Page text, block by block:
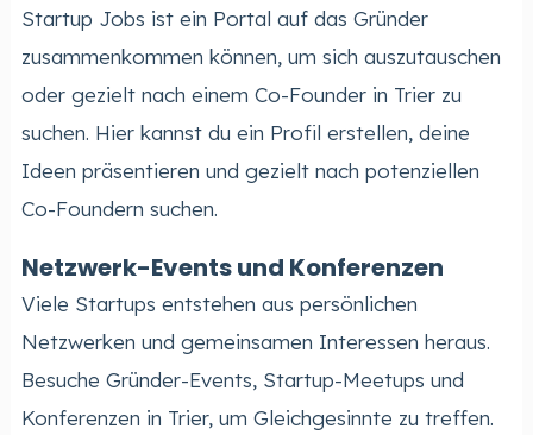
Startup Jobs ist ein Portal auf das Gründer
zusammenkommen können, um sich auszutauschen
oder gezielt nach einem Co-Founder in Trier zu
suchen. Hier kannst du ein Profil erstellen, deine
Ideen präsentieren und gezielt nach potenziellen
Co-Foundern suchen.
Netzwerk-Events und Konferenzen
Viele Startups entstehen aus persönlichen
Netzwerken und gemeinsamen Interessen heraus.
Besuche Gründer-Events, Startup-Meetups und
Konferenzen in Trier, um Gleichgesinnte zu treffen.